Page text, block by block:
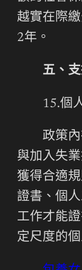
越實在際
2年。
五、
15.個
政策
與加入失
獲得合適
證書、個
工作才能
定尺度的